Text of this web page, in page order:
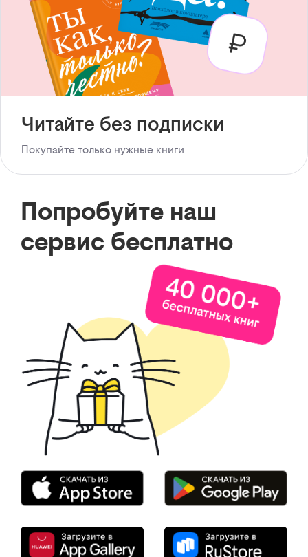
Читайте без подписки
Покупайте только нужные книги
Попробуйте наш
сервис бесплатно